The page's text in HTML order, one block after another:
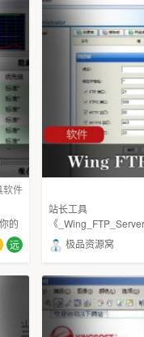
软件
的
远
站长工具
《
务器软件绿色免费版
极品资源窝